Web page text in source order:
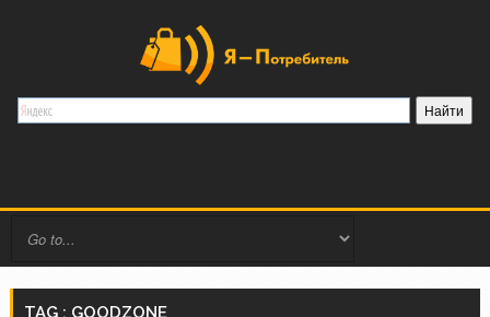
TAG : GOODZONE